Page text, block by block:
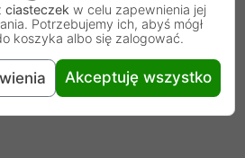
ciasteczek w celu zapewnienia jej
Potrzebujemy ich, abyś mógł
koszyka albo się zalogować.
Akceptuję wszystko